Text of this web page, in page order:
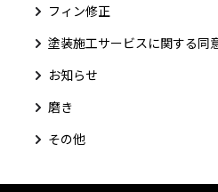
フィン修正
塗装施工サービスに関する同
お知らせ
磨き
その他